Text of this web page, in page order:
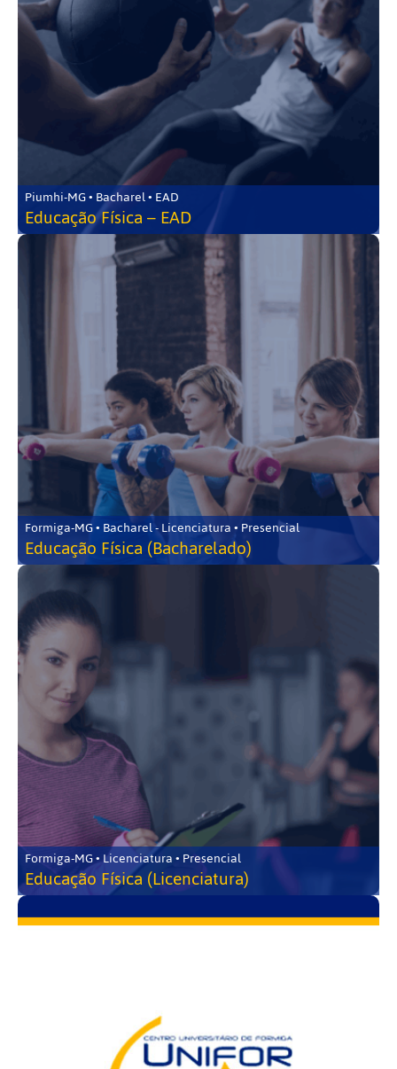
Piumhi-MG • Bacharel • EAD
Educação Física – EAD
Formiga-MG • Bacharel - Licenciatura • Presencial
Educação Física (Bacharelado)
Formiga-MG • Licenciatura • Presencial
Educação Física (Licenciatura)